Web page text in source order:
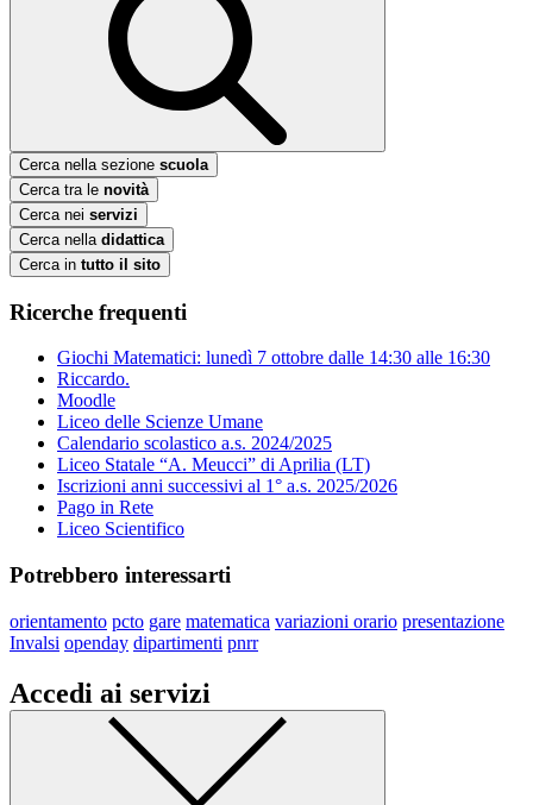
Cerca nella sezione scuola
Cerca tra le novità
Cerca nei servizi
Cerca nella didattica
Cerca in tutto il sito
Ricerche frequenti
Giochi Matematici: lunedì 7 ottobre dalle 14:30 alle 16:30
Riccardo.
Moodle
Liceo delle Scienze Umane
Calendario scolastico a.s. 2024/2025
Liceo Statale “A. Meucci” di Aprilia (LT)
Iscrizioni anni successivi al 1° a.s. 2025/2026
Pago in Rete
Liceo Scientifico
Potrebbero interessarti
orientamento pcto gare matematica variazioni orario presentazione
Invalsi openday dipartimenti pnrr
Accedi ai servizi